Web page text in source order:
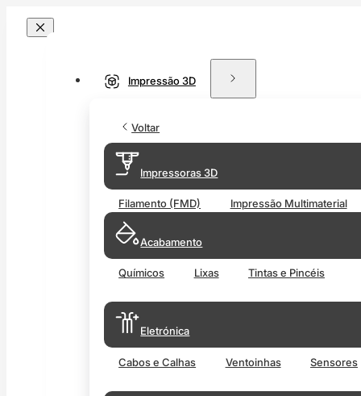
Impressão 3D
Voltar
Impressoras 3D
Filamento (FMD) Impressão Multimaterial
Acabamento
Químicos Lixas Tintas e Pincéis
Eletrónica
Cabos e Calhas Ventoinhas Sensores